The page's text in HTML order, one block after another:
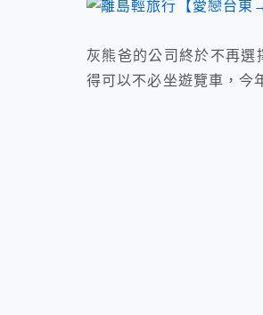
灰熊爸的公司終於不再
得可以不必坐遊覽車，今